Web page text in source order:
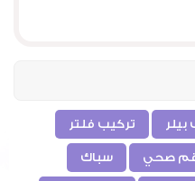
بيلر
تركيب فلتر
صحي
سباك